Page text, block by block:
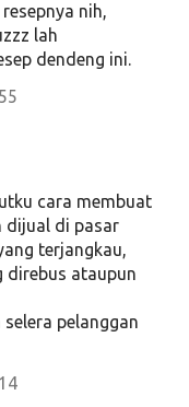
nih,
lah
dendeng ini.
cara membuat
dijual di pasar
terjangkau,
direbus ataupun
pelanggan